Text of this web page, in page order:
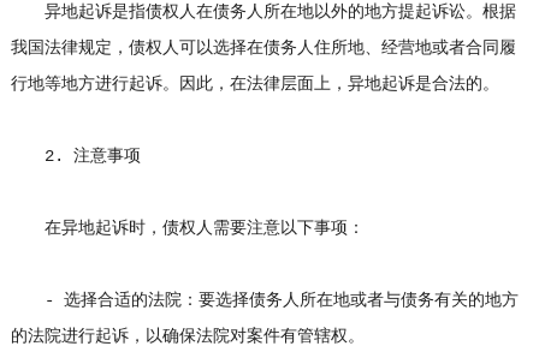
异地起诉是指债权人在债务人所在地以外的地方提起诉讼。根据
我国法律规定，债权人可以选择在债务人住所地、经营地或者合同履
行地等地方进行起诉。因此，在法律层面上，异地起诉是合法的。
2. 注意事项
在异地起诉时，债权人需要注意以下事项：
- 选择合适的法院：要选择债务人所在地或者与债务有关的地方
的法院进行起诉，以确保法院对案件有管辖权。